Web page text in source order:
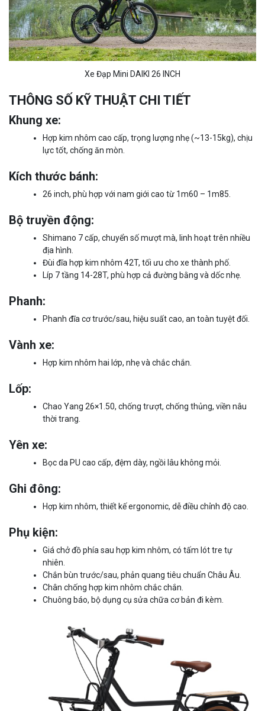
Xe Đạp Mini DAIKI 26 INCH
THÔNG SỐ KỸ THUẬT CHI TIẾT
Khung xe:
Hợp kim nhôm cao cấp, trọng lượng nhẹ (~13-15kg), chịu
lực tốt, chống ăn mòn.
Kích thước bánh:
26 inch, phù hợp với nam giới cao từ 1m60 – 1m85.
Bộ truyền động:
Shimano 7 cấp, chuyển số mượt mà, linh hoạt trên nhiều
địa hình.
Đùi đĩa hợp kim nhôm 42T, tối ưu cho xe thành phố.
Líp 7 tầng 14-28T, phù hợp cả đường bằng và dốc nhẹ.
Phanh:
Phanh đĩa cơ trước/sau, hiệu suất cao, an toàn tuyệt đối.
Vành xe:
Hợp kim nhôm hai lớp, nhẹ và chắc chắn.
Lốp:
Chao Yang 26×1.50, chống trượt, chống thủng, viền nâu
thời trang.
Yên xe:
Bọc da PU cao cấp, đệm dày, ngồi lâu không mỏi.
Ghi đông:
Hợp kim nhôm, thiết kế ergonomic, dễ điều chỉnh độ cao.
Phụ kiện:
Giá chở đồ phía sau hợp kim nhôm, có tấm lót tre tự
nhiên.
Chắn bùn trước/sau, phản quang tiêu chuẩn Châu Âu.
Chân chống hợp kim nhôm chắc chắn.
Chuông báo, bộ dụng cụ sửa chữa cơ bản đi kèm.